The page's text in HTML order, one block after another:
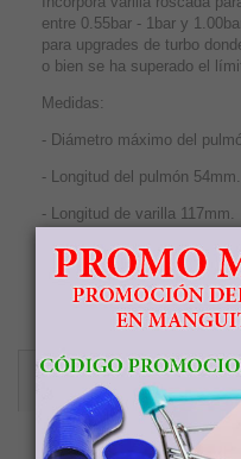
entre 0.55bar - 1bar y
para upgrades de turbo
o bien se ha superado el
Medidas:
- Diámetro máximo del
- Longitud del pulmón 54mm.
- Longitud de varilla 117mm.
- Diámetro de varilla 6mm.
- Diámetro tubo pulmón
ENVIOS A